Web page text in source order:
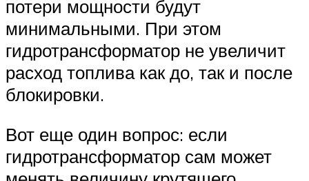
потери мощности будут
минимальными. При этом
гидротрансформатор не увеличит
расход топлива как до, так и после
блокировки.
Вот еще один вопрос: если
гидротрансформатор сам может